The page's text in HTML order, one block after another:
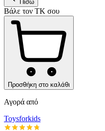
Πίσω
Βάλε τον ΤΚ σου
Προσθήκη στο καλάθι
Αγορά από
Toysforkids